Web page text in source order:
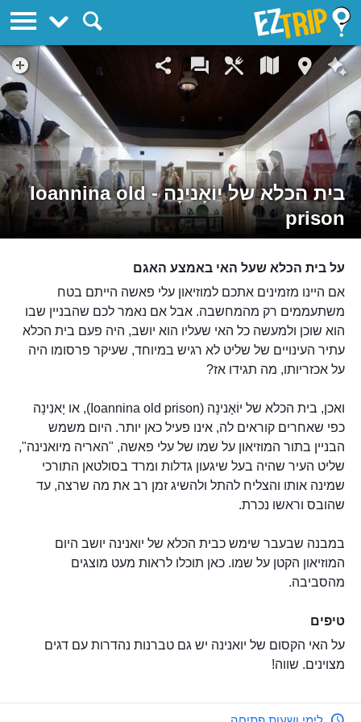
בית הכלא של יוֹאָנינָה - Ioannina old
prison
על בית הכלא שעל האי באמצע האגם
אם היינו מזמינים אתכם למוזיאון עלי פאשה הייתם בטח
משתעממים רק מהמחשבה. אבל אם נאמר לכם שהבניין שבו
הוא שוכן ולמעשה כל האי שעליו הוא יושב, היה פעם בית הכלא
עתיר העינויים של שליט לא רגיש במיוחד, שעיקר פרסומו היה
על אכזריותו, מה תגידו אז?
ואכן, בית הכלא של יוֹאָנינָה (Ioannina old prison), או יָאנִינָה
כפי שאחרים קוראים לה, אינו פעיל כאן יותר. היום משמש
הבניין בתור המוזיאון על שמו של עלי פאשה, "האריה מיואנינה",
שליט העיר שהיה בעל שיגעון גדלות ומרד בסולטאן התורכי
שמינה אותו והצליח להתל ולהשיג זמן רב את מה שרצה, עד
שהובס וראשו נכרת.
במבנה שבעבר שימש כבית הכלא של יואנינה יושב היום
המוזיאון הקטן על שמו. כאן תוכלו לראות מעט מוצגים
מהסביבה.
טיפים
על האי הקסום של יואנינה יש גם טברנות נהדרות עם דגים
מצוינים. שווה!
EZTrip